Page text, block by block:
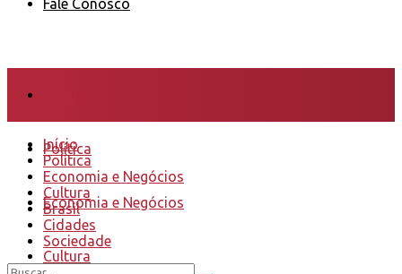
Fale Conosco
Política
Economia e Negócios
Cultura
Início
Política
Economia e Negócios
Cultura
Brasil
Cidades
Sociedade